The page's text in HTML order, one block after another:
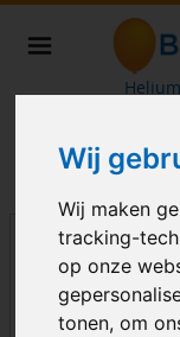
Wij
Wij maken
tracking-
op onze
tonen, om